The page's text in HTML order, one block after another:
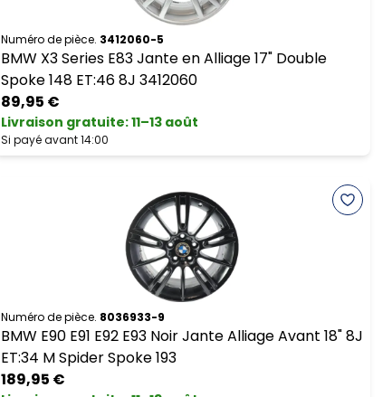
Numéro de pièce. 3412060-5
BMW X3 Series E83 Jante en Alliage 17" Double
Spoke 148 ET:46 8J 3412060
89,95 €
Livraison gratuite:11–13 août
Si payé avant 14:00
Numéro de pièce. 8036933-9
BMW E90 E91 E92 E93 Noir Jante Alliage Avant 18" 8J
ET:34 M Spider Spoke 193
189,95 €